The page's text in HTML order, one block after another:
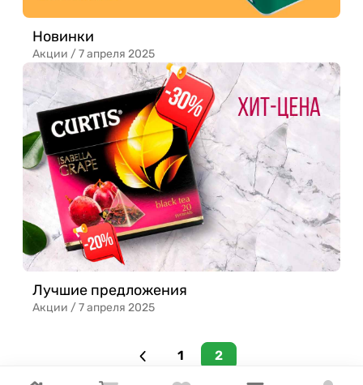
Новинки
Акции /7 апреля 2025
Лучшие предложения
Акции /7 апреля 2025
1 2